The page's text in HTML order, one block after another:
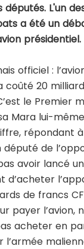
députés. L'un
a été un
présidentiel.
officiel :
coûté 20
le Premier
Mara lui-
répondant
député de
avoir lancé
d’acheter
de francs
payer l’avion,
acheter en
l’armée